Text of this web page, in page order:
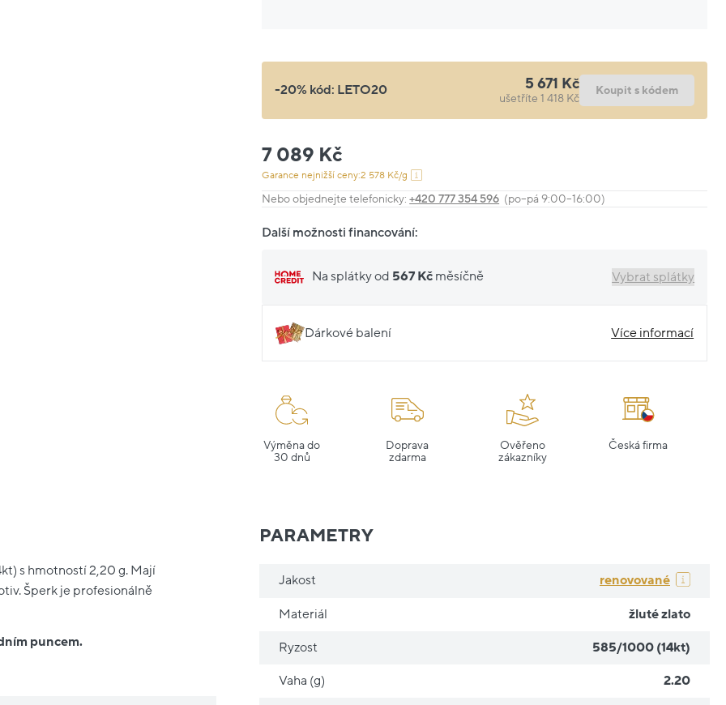
-20% kód: LETO20 5 671 Kč
ušetříte 1 418 Kč
Koupit s kódem
7 089 Kč
Garance nejnižší ceny:2 578 Kč/g
Nebo objednejte telefonicky:+420 777 354 596 (po–pá 9:00–16:00)
Další možnosti financování:
Na splátky od 567 Kč měsíčně Vybrat splátky
Dárkové balení Více informací
Výměna do
30 dnů
Doprava
zdarma
Ověřeno
zákazníky
Česká firma
s hmotností 2,20 g. Mají
Šperk je profesionálně
puncem.
PARAMETRY
Jakost renovované
Materiál žluté zlato
Ryzost 585/1000 (14kt)
Vaha (g) 2.20